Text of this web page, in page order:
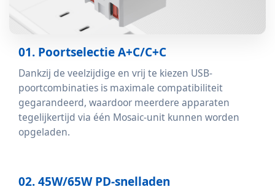
01. Poortselectie A+C/C+C
Dankzij de veelzijdige en vrij te kiezen USB-
poortcombinaties is maximale compatibiliteit
gegarandeerd, waardoor meerdere apparaten
tegelijkertijd via één Mosaic-unit kunnen worden
opgeladen.
02. 45W/65W PD-snelladen